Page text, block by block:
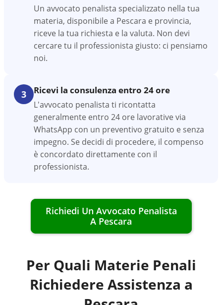
Un avvocato penalista specializzato nella tua
materia, disponibile a Pescara e provincia,
riceve la tua richiesta e la valuta. Non devi
cercare tu il professionista giusto: ci pensiamo
noi.
3 Ricevi la consulenza entro 24 ore
L'avvocato penalista ti ricontatta
generalmente entro 24 ore lavorative via
WhatsApp con un preventivo gratuito e senza
impegno. Se decidi di procedere, il compenso
è concordato direttamente con il
professionista.
Richiedi Un Avvocato Penalista
A Pescara
Per Quali Materie Penali
Richiedere Assistenza a